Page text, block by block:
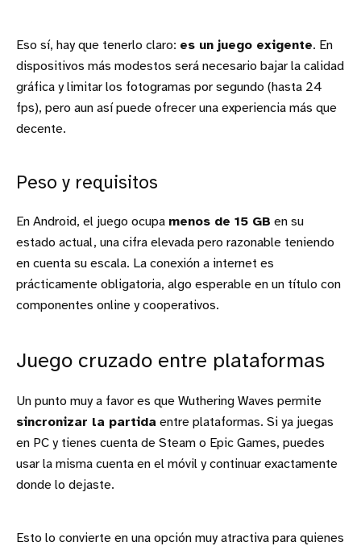
Eso sí, hay que tenerlo claro: es un juego exigente. En
dispositivos más modestos será necesario bajar la calidad
gráfica y limitar los fotogramas por segundo (hasta 24
fps), pero aun así puede ofrecer una experiencia más que
decente.
Peso y requisitos
En Android, el juego ocupa menos de 15 GB en su
estado actual, una cifra elevada pero razonable teniendo
en cuenta su escala. La conexión a internet es
prácticamente obligatoria, algo esperable en un título con
componentes online y cooperativos.
Juego cruzado entre plataformas
Un punto muy a favor es que Wuthering Waves permite
sincronizar la partida entre plataformas. Si ya juegas
en PC y tienes cuenta de Steam o Epic Games, puedes
usar la misma cuenta en el móvil y continuar exactamente
donde lo dejaste.
Esto lo convierte en una opción muy atractiva para quienes